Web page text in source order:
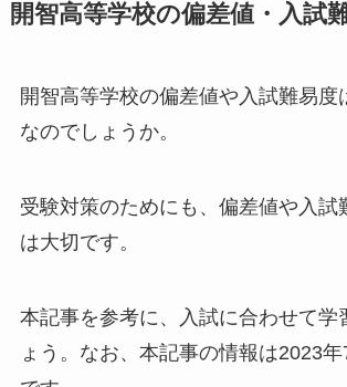
開智高等学校の偏差値・入試
開智高等学校の偏差値や入試難易度
なのでしょうか。
受験対策のためにも、偏差値や入試
は大切です。
本記事を参考に、入試に合わせて学
ょう。なお、本記事の情報は2023